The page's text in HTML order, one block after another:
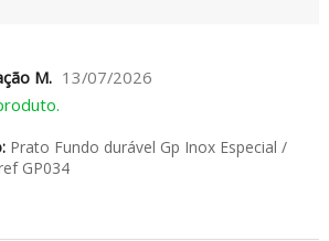
M. 13/07/2026
Prato Fundo durável Gp Inox Especial /
GP034